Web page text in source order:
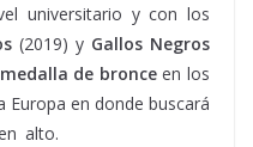
universitario y con los
(2019) y Gallos Negros
medalla de bronceen los
Europa en donde buscará
alto.